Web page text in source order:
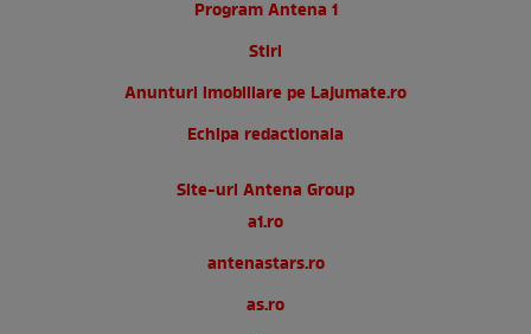
Program Antena 1
Stiri
Anunturi imobiliare pe Lajumate.ro
Echipa redactionala
Site-uri Antena Group
a1.ro
antenastars.ro
as.ro